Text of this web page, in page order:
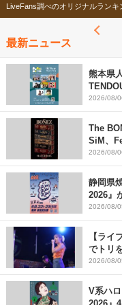
LiveFans調べのオリジナルランキ
最新ニュース
熊本県
支援プ
2026/08/
The
SiM、
アーテ
2026/08/
静岡県
2026』
メ×ラン
2026/08/
【ライ
でトリ
2026/08/
V系ハ